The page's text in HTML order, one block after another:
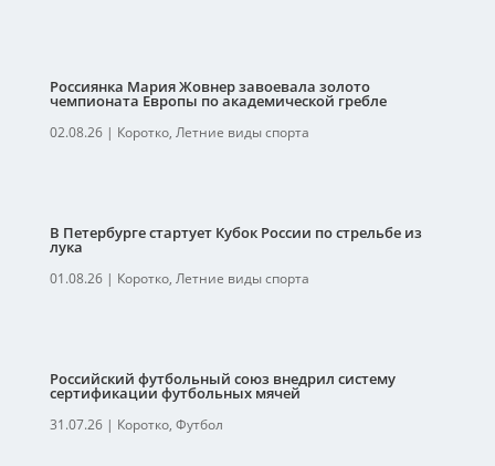
Россиянка Мария Жовнер завоевала золото
чемпионата Европы по академической гребле
02.08.26| Коротко, Летние виды спорта
В Петербурге стартует Кубок России по стрельбе из
лука
01.08.26| Коротко, Летние виды спорта
Российский футбольный союз внедрил систему
сертификации футбольных мячей
31.07.26| Коротко, Футбол